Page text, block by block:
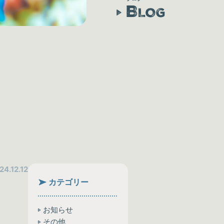
BLOG
カテゴリー
お知らせ
その他